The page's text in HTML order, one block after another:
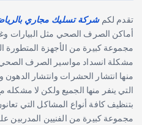
تقدم لكمشركة تسليك مجاري
أماكن الصرف الصحي مثل البيارات
مجموعة كبيرة من الأجهزة المتطورة
مشكلة انسداد مواسير الصرف
منها انتشار الحشرات وانتشار الدهون
التي ينفر منها الجميع ولكن لا
بتنظيف كافة أنواع المشاكل التي
مجموعة كبيرة من الفنيين